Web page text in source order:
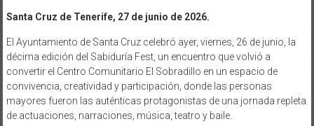
Santa Cruz de Tenerife, 27 de junio de 2026.
El Ayuntamiento de Santa Cruz celebró ayer, viernes, 26 de junio, la
décima edición del Sabiduría Fest, un encuentro que volvió a
convertir el Centro Comunitario El Sobradillo en un espacio de
convivencia, creatividad y participación, donde las personas
mayores fueron las auténticas protagonistas de una jornada repleta
de actuaciones, narraciones, música, teatro y baile.